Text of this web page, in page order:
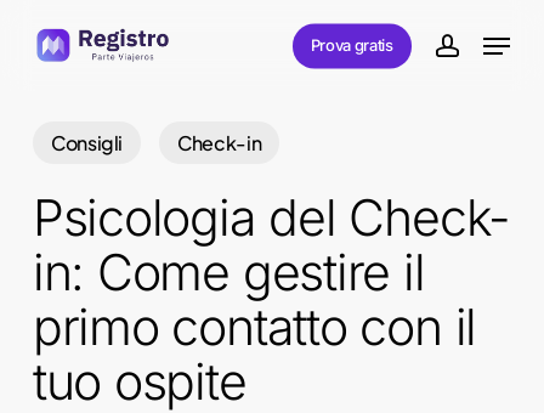
Prova gratis account
Menu
Consigli Check-in
Psicologia del Check-
in: Come gestire il
primo contatto con il
tuo ospite